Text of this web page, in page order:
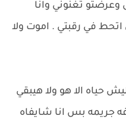
تغنوني وانا
اتحط في رقبتي . اموت ولا
حياه الا هو ولا هيبقي
جريمه بس انا شايفاه